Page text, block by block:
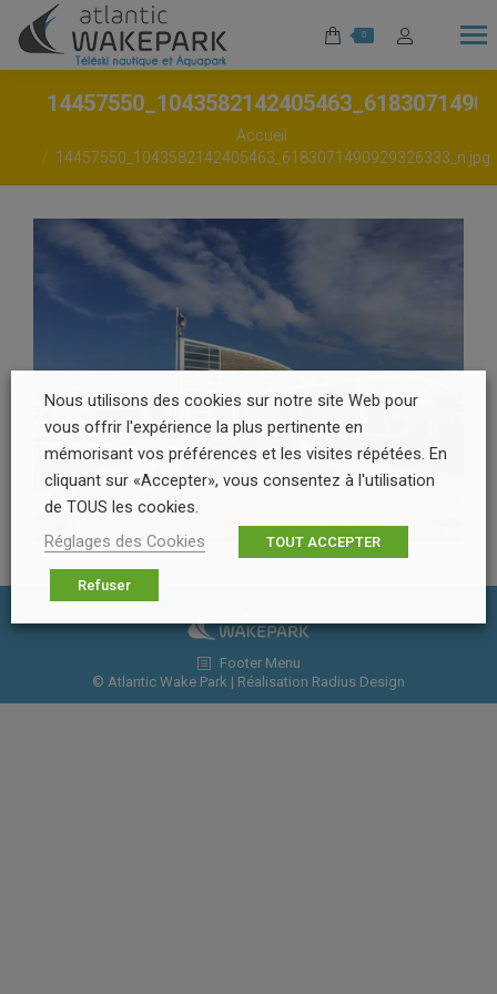
0
Accueil
14457550_1043582142405463_6183071490929326333_n.jpg
Footer Menu
© Atlantic Wake Park | Réalisation Radius Design
Nous utilisons des cookies sur notre site Web pour
vous offrir l'expérience la plus pertinente en
mémorisant vos préférences et les visites répétées. En
cliquant sur «Accepter», vous consentez à l'utilisation
de TOUS les cookies.
Réglages des Cookies
TOUT ACCEPTER
Refuser